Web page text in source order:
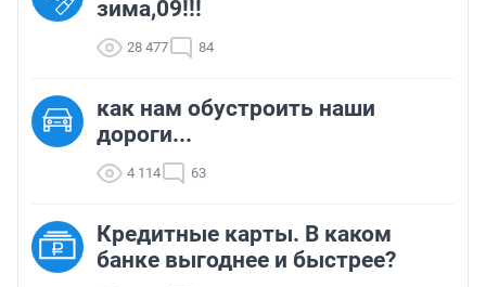
зима,09!!!
28 477 84
как нам обустроить наши
дороги...
4 114 63
Кредитные карты. В каком
банке выгоднее и быстрее?